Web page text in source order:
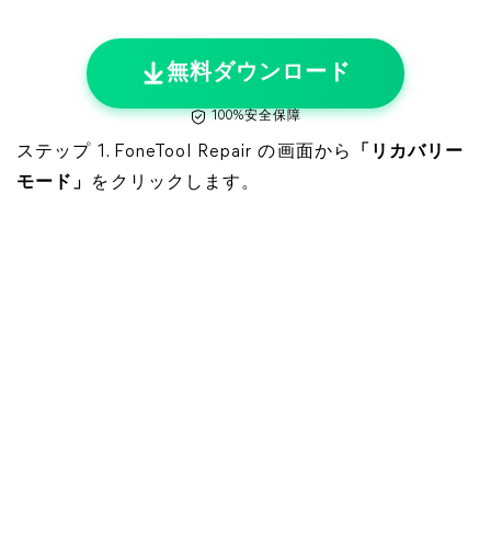
無料ダウンロード
100%安全保障
ステップ 1. FoneTool Repair の画面から
「リカバリー
モード」 をクリックします。